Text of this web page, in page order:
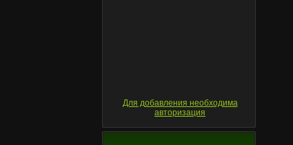
Для добавления необходима
авторизация